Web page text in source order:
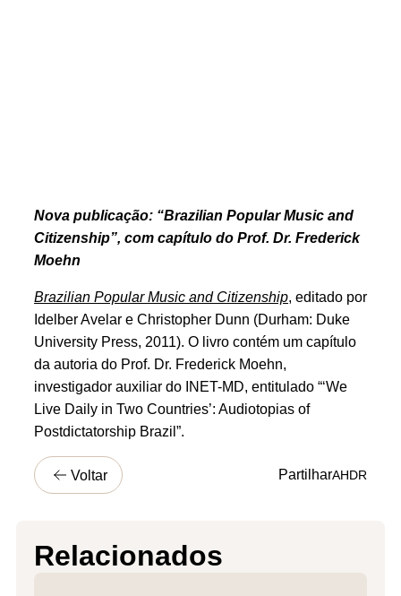
Nova publicação: “Brazilian Popular Music and
Citizenship”, com capítulo do Prof. Dr. Frederick
Moehn
Brazilian Popular Music and Citizenship, editado por
Idelber Avelar e Christopher Dunn (Durham: Duke
University Press, 2011). O livro contém um capítulo
da autoria do Prof. Dr. Frederick Moehn,
investigador auxiliar do INET-MD, entitulado “‘We
Live Daily in Two Countries’: Audiotopias of
Postdictatorship Brazil”.
Voltar PartilharAHDR
Relacionados